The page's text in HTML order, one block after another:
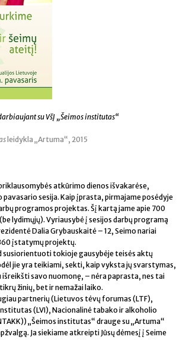
su VšĮ „Šeimos institutas“
leidykla „Artuma“, 2015
atkūrimo dienos išvakarėse,
pavasario sesija. Kaip įprasta, pirmajame posėdyje
programos projektas. Šį kartą jame apie 700
lydimųjų). Vyriausybė į sesijos darbų programą
Dalia Grybauskaitė – 12, Seimo nariai
įstatymų projektų.
susiorientuoti tokioje gausybėje teisės aktų
jie yra teikiami, sekti, kaip vyksta jų svarstymas,
savo nuomonę, – nėra paprasta, nes tai
žinių, bet ir nemažai laiko.
partnerių (Lietuvos tėvų forumas (LTF),
(LVI), Nacionalinė tabako ir alkoholio
„Šeimos institutas“ drauge su „Artuma“
Ja siekiame atkreipti Jūsų dėmesį į Seime